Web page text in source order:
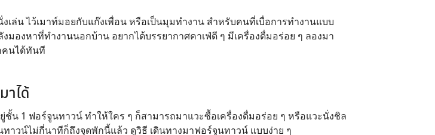
ล่น ไว้เมาท์มอยกับแก๊งเพื่อน หรือเป็นมุมทำงาน สำหรับคนที่เบื่อการทำงานแบบ
องหาที่ทำงานนอกบ้าน อยากได้บรรยากาศคาเฟ่ดี ๆ มีเครื่องดื่มอร่อย ๆ ลองมา
คนได้ทันที
าได้
ชั้น 1 ฟอร์จูนทาวน์ ทำให้ใคร ๆ ก็สามารถมาแวะซื้อเครื่องดื่มอร่อย ๆ หรือแวะนั่งชิล
ทาวน์ไม่กี่นาทีก็ถึงจุดพักนี้แล้ว ดูวิธี เดินทางมาฟอร์จูนทาวน์ แบบง่าย ๆ